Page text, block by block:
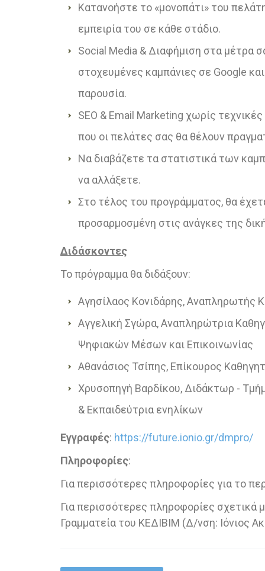
Κατανοήστε το «μονοπάτι» του
εμπειρία του σε κάθε στάδιο.
Social Media & Διαφήμιση στα μέτρα
στοχευμένες καμπάνιες σε Google
παρουσία.
SEO & Email Marketing χωρίς
που οι πελάτες σας θα θέλουν
Να διαβάζετε τα στατιστικά των
να αλλάξετε.
Στο τέλος του προγράμματος, θα
προσαρμοσμένη στις ανάγκες της
Διδάσκοντες
Το πρόγραμμα θα διδάξουν:
Αγησίλαος Κονιδάρης, Αναπληρωτής
Αγγελική Σγώρα, Αναπληρώτρια
Ψηφιακών Μέσων και Επικοινωνίας
Αθανάσιος Τσίπης, Επίκουρος
Χρυσοπηγή Βαρδίκου, Διδάκτωρ -
& Εκπαιδεύτρια ενηλίκων
Εγγραφές: https://future.ionio.gr/dmpro/
Πληροφορίες:
Για περισσότερες πληροφορίες για το
Για περισσότερες πληροφορίες σχετικά
Γραμματεία του ΚΕΔΙΒΙΜ (Δ/νση: Ιόνιος